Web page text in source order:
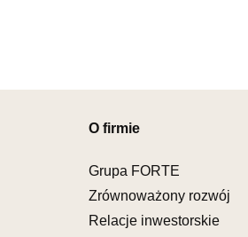
O firmie
Grupa FORTE
Zrównoważony rozwój
Relacje inwestorskie